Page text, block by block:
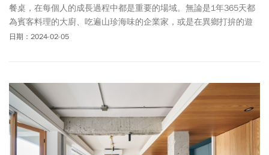
餐桌，在每個人的成長過程中都是重要的場域。無論是1年365天都
為賓客料理的大廚、吃遍山珍海味的企業家，或是在異鄉打拚的遊
子，都有一段屬於自己的餐桌故事。來看看名廚、工具機、食品大
日期：2024-02-05